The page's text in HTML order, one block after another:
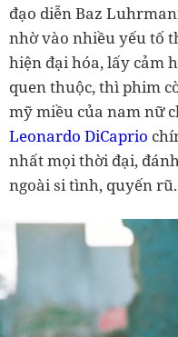
đạo diễn Baz
nhờ vào nhiều yếu tố
hiện đại hóa, lấy cảm
quen thuộc, thì phim
mỹ miều của nam nữ
Leonardo DiCaprio
nhất mọi thời đại,
ngoài si tình, quyến rũ.